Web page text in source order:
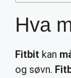
Hva
Fitbit kan
og søvn.